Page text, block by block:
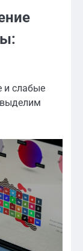
и слабые